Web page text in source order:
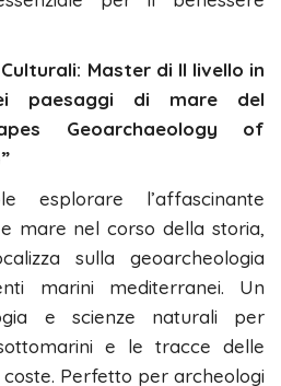
Master di II livello in
paesaggi di mare del
Geoarchaeology of
esplorare l’affascinante
mare nel corso della storia,
sulla geoarcheologia
marini mediterranei. Un
e scienze naturali per
e le tracce delle
Perfetto per archeologi